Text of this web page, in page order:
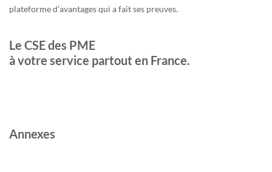
plateforme d’avantages qui a fait ses preuves.
Le CSE des PME
à votre service partout en France.
Annexes